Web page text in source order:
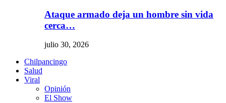
Ataque armado deja un hombre sin vida
cerca…
julio 30, 2026
Chilpancingo
Salud
Viral
Opinión
El Show